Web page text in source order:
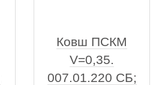
Ковш ПСКМ
V=0,35.
007.01.220 СБ;